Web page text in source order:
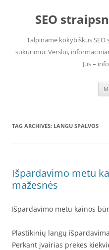
contentSEO
Talpiname kokybiškus
sukūrimui: Verslui,
Jus –
TAG ARCHIVES: LANGU SPALVOS
Išpardavimo metu
mažesnės
Išpardavimo metu kainos
Plastikinių langų
Perkant įvairias prekes